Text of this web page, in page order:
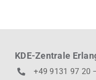
KDE-Zentrale
+49 9131 97 20